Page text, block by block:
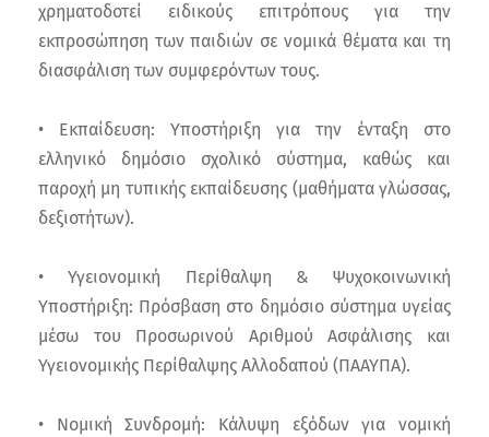
χρηματοδοτεί ειδικούς επιτρόπους για την
εκπροσώπηση των παιδιών σε νομικά θέματα και τη
διασφάλιση των συμφερόντων τους.
• Εκπαίδευση: Υποστήριξη για την ένταξη στο
ελληνικό δημόσιο σχολικό σύστημα, καθώς και
παροχή μη τυπικής εκπαίδευσης (μαθήματα γλώσσας,
δεξιοτήτων).
• Υγειονομική Περίθαλψη & Ψυχοκοινωνική
Υποστήριξη: Πρόσβαση στο δημόσιο σύστημα υγείας
μέσω του Προσωρινού Αριθμού Ασφάλισης και
Υγειονομικής Περίθαλψης Αλλοδαπού (ΠΑΑΥΠΑ).
• Νομική Συνδρομή: Κάλυψη εξόδων για νομική